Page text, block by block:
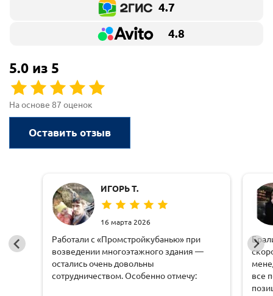
4.7
4.8
5.0 из 5
На основе 87 оценок
Оставить отзыв
ИГОРЬ Т.
16 марта 2026
Работали с «Промстройкубанью» при
возведении многоэтажного здания —
остались очень довольны
сотрудничеством. Особенно отмечу:
все